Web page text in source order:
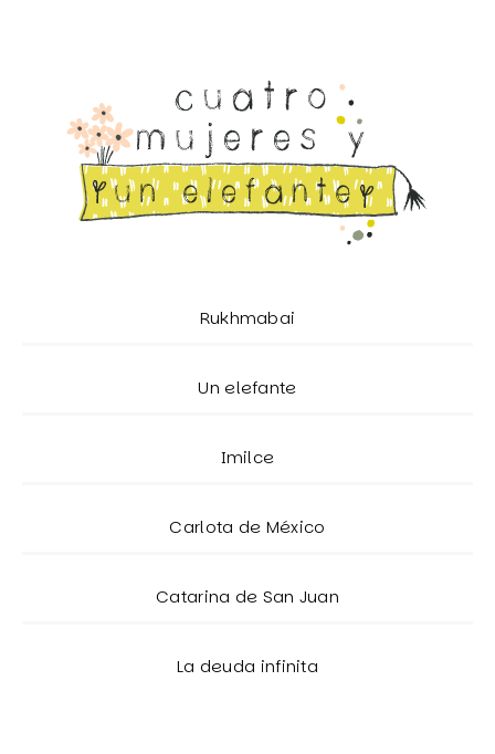
Rukhmabai
Un elefante
Imilce
Carlota de México
Catarina de San Juan
La deuda infinita